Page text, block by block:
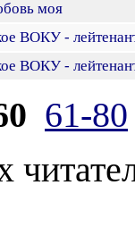
моя
ВОКУ -
ВОКУ -
61-80